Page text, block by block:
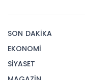
SON DAKİKA
EKONOMİ
SİYASET